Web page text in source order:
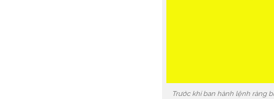
Trước khi ban hành lệnh ràng